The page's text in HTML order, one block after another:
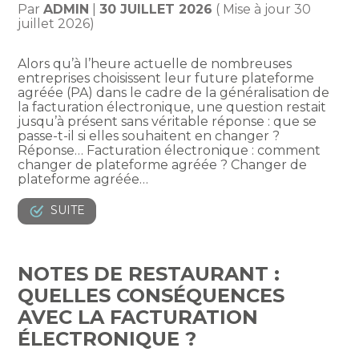
ParADMIN |30 JUILLET 2026 ( Mise à jour 30
juillet 2026)
Alors qu’à l’heure actuelle de nombreuses
entreprises choisissent leur future plateforme
agréée (PA) dans le cadre de la généralisation de
la facturation électronique, une question restait
jusqu’à présent sans véritable réponse : que se
passe-t-il si elles souhaitent en changer ?
Réponse… Facturation électronique : comment
changer de plateforme agréée ? Changer de
plateforme agréée…
SUITE
NOTES DE RESTAURANT :
QUELLES CONSÉQUENCES
AVEC LA FACTURATION
ÉLECTRONIQUE ?